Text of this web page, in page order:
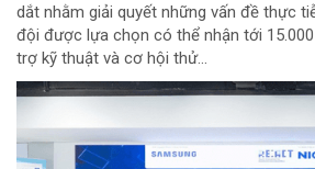
dắt nhằm giải quyết những vấn đề thực
đội được lựa chọn có thể nhận tới 15.000
trợ kỹ thuật và cơ hội thử...